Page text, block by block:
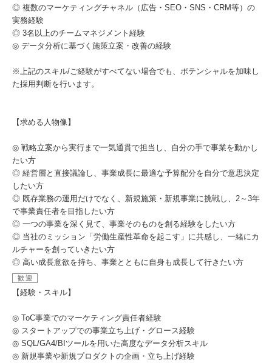
◎ 複数のマーケティングチャネル（広告・SEO・SNS・CRM等）の
実務経験
◎ 3名以上のチームマネジメント経験
◎ データ分析に基づく施策立案・改善の経験
※上記のスキル/ご経験がすべてない場合でも、ポテンシャルを加味し
た採用判断を行います。
【求める人物像】
◎ 戦略立案から実行まで一気通貫で担当し、自分の手で事業を動かし
たい方
◎ 経営層と直接議論し、事業成長に最適な予算配分を自分で意思決定
したい方
◎ 既存業務の運用だけでなく、新規施策・新規事業に挑戦し、2～3年
で事業責任者を目指したい方
◎ 一つの事業を深く見て、事業そのものを創る経験をしたい方
◎ 当社のミッション「労働生産性革命を起こす」に共感し、一緒にカ
ルチャーを創っていきたい方
◎ 高い成長意欲を持ち、事業とともに自身も成長して行きたい方
歓迎
【経験・スキル】
◎ ToC事業でのマーケティング責任者経験
◎ スタートアップでの事業立ち上げ・グロース経験
◎ SQL/GA4/BIツールを用いた高度なデータ分析スキル
◎ 新規事業や新規プロダクトの企画・立ち上げ経験